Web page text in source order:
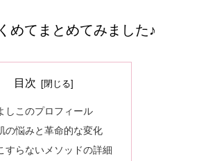
めてまとめてみました♪
目次
しこのプロフィール
の悩みと革命的な変化
すらないメソッドの詳細